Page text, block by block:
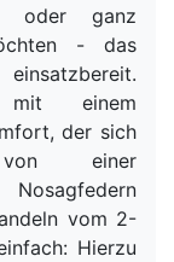
oder ganz
- das
mit einem
der sich
einer
vom 2-
Hierzu